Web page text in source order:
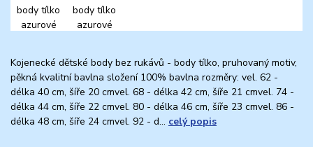
Kojenecké dětské body bez rukávů - body tílko, pruhovaný motiv,
pěkná kvalitní bavlna složení 100% bavlna rozměry: vel. 62 -
délka 40 cm, šíře 20 cmvel. 68 - délka 42 cm, šíře 21 cmvel. 74 -
délka 44 cm, šíře 22 cmvel. 80 - délka 46 cm, šíře 23 cmvel. 86 -
délka 48 cm, šíře 24 cmvel. 92 - d... celý popis